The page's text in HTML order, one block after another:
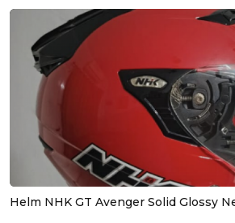
Helm NHK GT Avenger Solid Glossy